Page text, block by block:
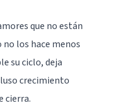
que no están
no los hace menos
su ciclo, deja
crecimiento
cierra.